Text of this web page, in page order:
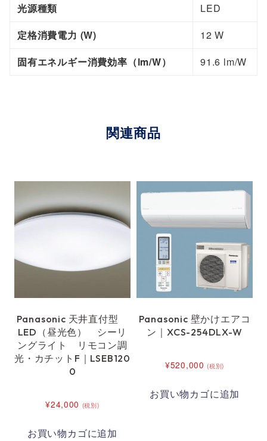
光源種類
LED
定格消費電力 (W)
12 W
固有エネルギー消費効率（lm/W）
91.6 lm/W
関連商品
Panasonic 天井直付型
LED（昼光色） シーリ
ングライト リモコン調
光・カチットF｜LSEB120
0
¥24,000 (税別)
お買い物カゴに追加
Panasonic 壁かけエアコ
ン｜XCS-254DLX-W
¥520,000 (税別)
お買い物カゴに追加